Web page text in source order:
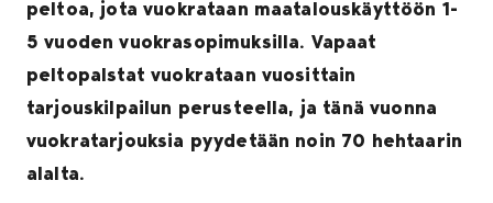
peltoa, jota vuokrataan maatalouskäyttöön 1-
5 vuoden vuokrasopimuksilla. Vapaat
peltopalstat vuokrataan vuosittain
tarjouskilpailun perusteella, ja tänä vuonna
vuokratarjouksia pyydetään noin 70 hehtaarin
alalta.